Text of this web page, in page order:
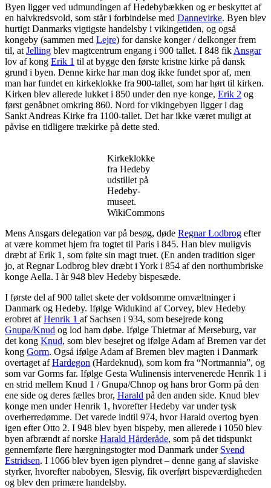
Byen ligger ved udmundingen af Hedebybækken og er beskyttet af
en halvkredsvold, som står i forbindelse med Dannevirke. Byen blev
hurtigt Danmarks vigtigste handelsby i vikingetiden, og også
kongeby (sammen med Lejre) for danske konger / delkonger frem
til, at Jelling blev magtcentrum engang i 900 tallet. I 848 fik Ansgar
lov af kong Erik 1 til at bygge den første kristne kirke på dansk
grund i byen. Denne kirke har man dog ikke fundet spor af, men
man har fundet en kirkeklokke fra 900-tallet, som har hørt til kirken.
Kirken blev allerede lukket i 850 under den nye konge, Erik 2 og
først genåbnet omkring 860. Nord for vikingebyen ligger i dag
Sankt Andreas Kirke fra 1100-tallet. Det har ikke været muligt at
påvise en tidligere trækirke på dette sted.
Kirkeklokke
fra Hedeby
udstillet på
Hedeby-
museet.
WikiCommons
Mens Ansgars delegation var på besøg, døde Regnar Lodbrog efter
at være kommet hjem fra togtet til Paris i 845. Han blev muligvis
dræbt af Erik 1, som følte sin magt truet. (En anden tradition siger
jo, at Regnar Lodbrog blev dræbt i York i 854 af den northumbriske
konge Aella. I år 948 blev Hedeby bispesæde.
I første del af 900 tallet skete der voldsomme omvæltninger i
Danmark og Hedeby. Ifølge Widukind af Corvey, blev Hedeby
erobret afHenrik 1 af Sachsen i 934, som besejrede kong
Gnupa/Knud og lod ham døbe. Ifølge Thietmar af Merseburg, var
det kong Knud, som blev besejret og ifølge Adam af Bremen var det
kong Gorm. Også ifølge Adam af Bremen blev magten i Danmark
overtaget afHardegon (Hardeknud), som kom fra “Nortmannia”, og
som var Gorms far. Ifølge Gesta Wulinensis intervenerede Henrik 1 i
en strid mellem Knud 1 / Gnupa/Chnop og hans bror Gorm på den
ene side og deres fælles bror, Harald på den anden side. Knud blev
konge men under Henrik 1, hvorefter Hedeby var under tysk
overherredømme. Det varede indtil 974, hvor Harald overtog byen
igen efter Otto 2. I 948 blev byen bispeby, men allerede i 1050 blev
byen afbrændt af norske Harald Hårderåde, som på det tidspunkt
gennemførte flere hærgningstogter mod Danmark under Svend
Estridsen. I 1066 blev byen igen plyndret – denne gang af slaviske
styrker, hvorefter nabobyen, Slesvig, fik overført bispeværdigheden
og blev den primære handelsby.